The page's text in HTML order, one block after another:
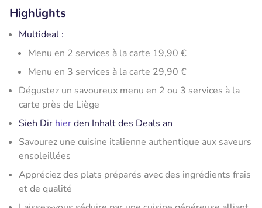
Highlights
Multideal :
Menu en 2 services à la carte 19,90 €
Menu en 3 services à la carte 29,90 €
Dégustez un savoureux menu en 2 ou 3 services à la
carte près de Liège
Sieh Dir hierden Inhalt des Deals an
Savourez une cuisine italienne authentique aux saveurs
ensoleillées
Appréciez des plats préparés avec des ingrédients frais
et de qualité